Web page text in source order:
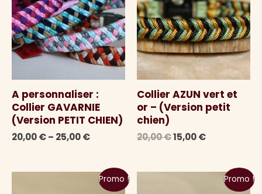
A personnaliser :
Collier GAVARNIE
(Version PETIT CHIEN)
20,00€– 25,00€
Collier AZUN vert et
or – (Version petit
chien)
20,00€Le
était :
15,00€Le
est :
15,00 €.
Promo ! Promo !